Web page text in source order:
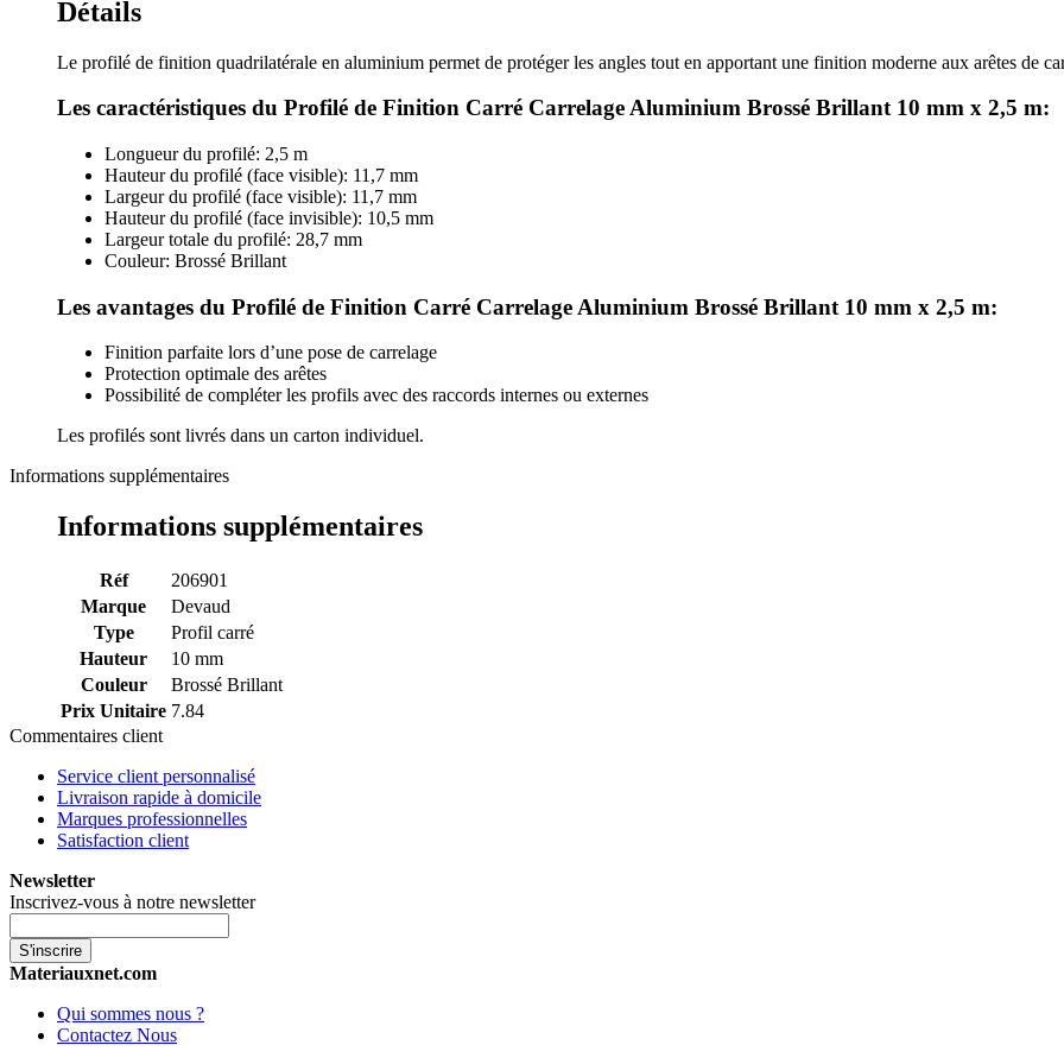
Détails
Le profilé de finition quadrilatérale en aluminium permet de protéger les angles tout en apportant une finition moderne aux arêtes de
Les caractéristiques du Profilé de Finition Carré Carrelage Aluminium Brossé Brillant 10 mm x 2,5 m:
Longueur du profilé: 2,5 m
Hauteur du profilé (face visible): 11,7 mm
Largeur du profilé (face visible): 11,7 mm
Hauteur du profilé (face invisible): 10,5 mm
Largeur totale du profilé: 28,7 mm
Couleur: Brossé Brillant
Les avantages du Profilé de Finition Carré Carrelage Aluminium Brossé Brillant 10 mm x 2,5 m:
Finition parfaite lors d’une pose de carrelage
Protection optimale des arêtes
Possibilité de compléter les profils avec des raccords internes ou externes
Les profilés sont livrés dans un carton individuel.
Informations supplémentaires
Informations supplémentaires
Réf
206901
Marque
Devaud
Type
Profil carré
Hauteur
10 mm
Couleur
Brossé Brillant
Prix Unitaire 7.84
Commentaires client
Service client personnalisé
Livraison rapide à domicile
Marques professionnelles
Satisfaction client
Newsletter
Inscrivez-vous à notre newsletter
S'inscrire
Materiauxnet.com
Qui sommes nous ?
Contactez Nous